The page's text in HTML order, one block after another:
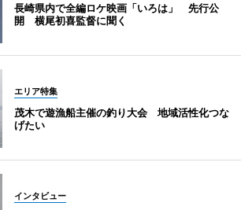
長崎県内で全編ロケ映画「いろは」 先行公
開 横尾初喜監督に聞く
エリア特集
茂木で遊漁船主催の釣り大会 地域活性化つな
げたい
インタビュー